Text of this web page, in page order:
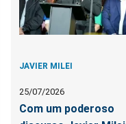
JAVIER MILEI
25/07/2026
Com um poderoso